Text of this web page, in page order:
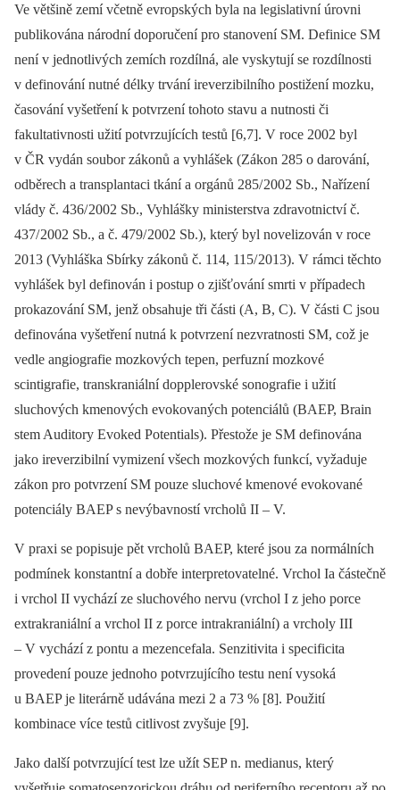
Ve většině zemí včetně evropských byla na legislativní úrovni
publikována národní doporučení pro stanovení SM. Definice SM
není v jednotlivých zemích rozdílná, ale vyskytují se rozdílnosti
v definování nutné délky trvání ireverzibilního postižení mozku,
časování vyšetření k potvrzení tohoto stavu a nutnosti či
fakultativnosti užití potvrzujících testů [6,7]. V roce 2002 byl
v ČR vydán soubor zákonů a vyhlášek (Zákon 285 o darování,
odběrech a transplantaci tkání a orgánů 285/ 2002 Sb., Nařízení
vlády č. 436/ 2002 Sb., Vyhlášky ministerstva zdravotnictví č.
437/ 2002 Sb., a č. 479/ 2002 Sb.), který byl novelizován v roce
2013 (Vyhláška Sbírky zákonů č. 114, 115/ 2013). V rámci těchto
vyhlášek byl definován i postup o zjišťování smrti v případech
prokazování SM, jenž obsahuje tři části (A, B, C). V části C jsou
definována vyšetření nutná k potvrzení nezvratnosti SM, což je
vedle angiografie mozkových tepen, perfuzní mozkové
scintigrafie, transkraniální dopplerovské sonografie i užití
sluchových kmenových evokovaných potenciálů (BAEP, Brain
stem Auditory Evoked Potentials). Přestože je SM definována
jako ireverzibilní vymizení všech mozkových funkcí, vyžaduje
zákon pro potvrzení SM pouze sluchové kmenové evokované
potenciály BAEP s nevýbavností vrcholů II –⁠ V.
V praxi se popisuje pět vrcholů BAEP, které jsou za normálních
podmínek konstantní a dobře interpretovatelné. Vrchol Ia částečně
i vrchol II vychází ze sluchového nervu (vrchol I z jeho porce
extrakraniální a vrchol II z porce intrakraniální) a vrcholy III
–⁠ V vychází z pontu a mezencefala. Senzitivita i specificita
provedení pouze jednoho potvrzujícího testu není vysoká
u BAEP je literárně udávána mezi 2 a 73 % [8]. Použití
kombinace více testů citlivost zvyšuje [9].
Jako další potvrzující test lze užít SEP n. medianus, který